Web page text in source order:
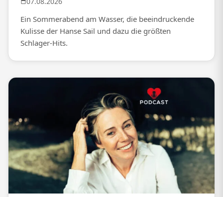
Ein Sommerabend am Wasser, die beeindruckende
Kulisse der Hanse Sail und dazu die größten
Schlager-Hits.